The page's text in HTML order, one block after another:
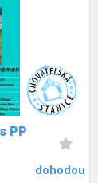
PP
dohodou